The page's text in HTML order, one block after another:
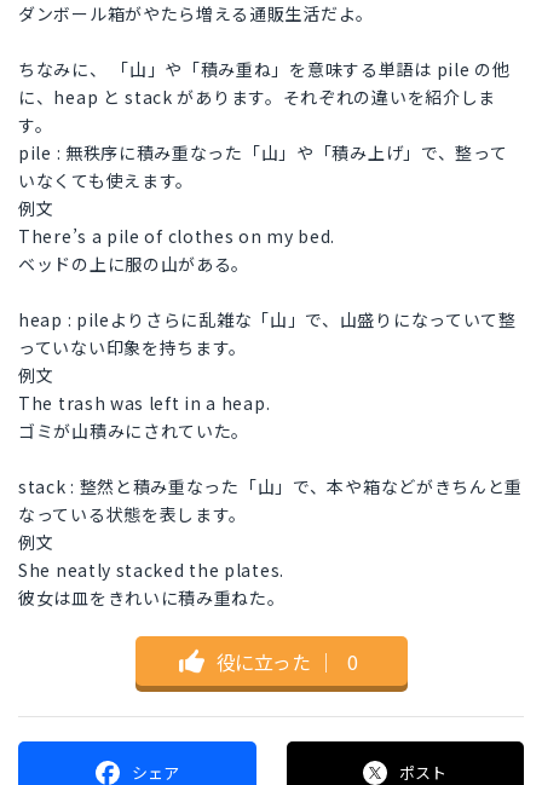
ダンボール箱がやたら増える通販生活だよ。
ちなみに、 「山」や「積み重ね」を意味する単語は pile の他
に、heap と stack があります。それぞれの違いを紹介しま
す。
pile : 無秩序に積み重なった「山」や「積み上げ」で、整って
いなくても使えます。
例文
There’s a pile of clothes on my bed.
ベッドの上に服の山がある。
heap : pileよりさらに乱雑な「山」で、山盛りになっていて整
っていない印象を持ちます。
例文
The trash was left in a heap.
ゴミが山積みにされていた。
stack : 整然と積み重なった「山」で、本や箱などがきちんと重
なっている状態を表します。
例文
She neatly stacked the plates.
彼女は皿をきれいに積み重ねた。
役に立った ｜ 0
シェア ポスト